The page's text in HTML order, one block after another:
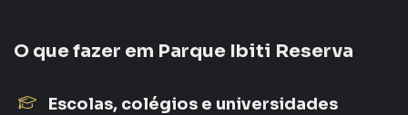
O que fazer em Parque Ibiti Reserva
Escolas, colégios e universidades